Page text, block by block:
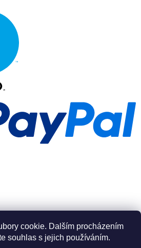
cookie. Dalším procházením
souhlas s jejich používáním.
Shoptet Premium